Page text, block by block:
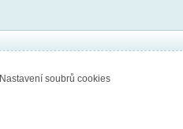
Nastavení soubrů cookies